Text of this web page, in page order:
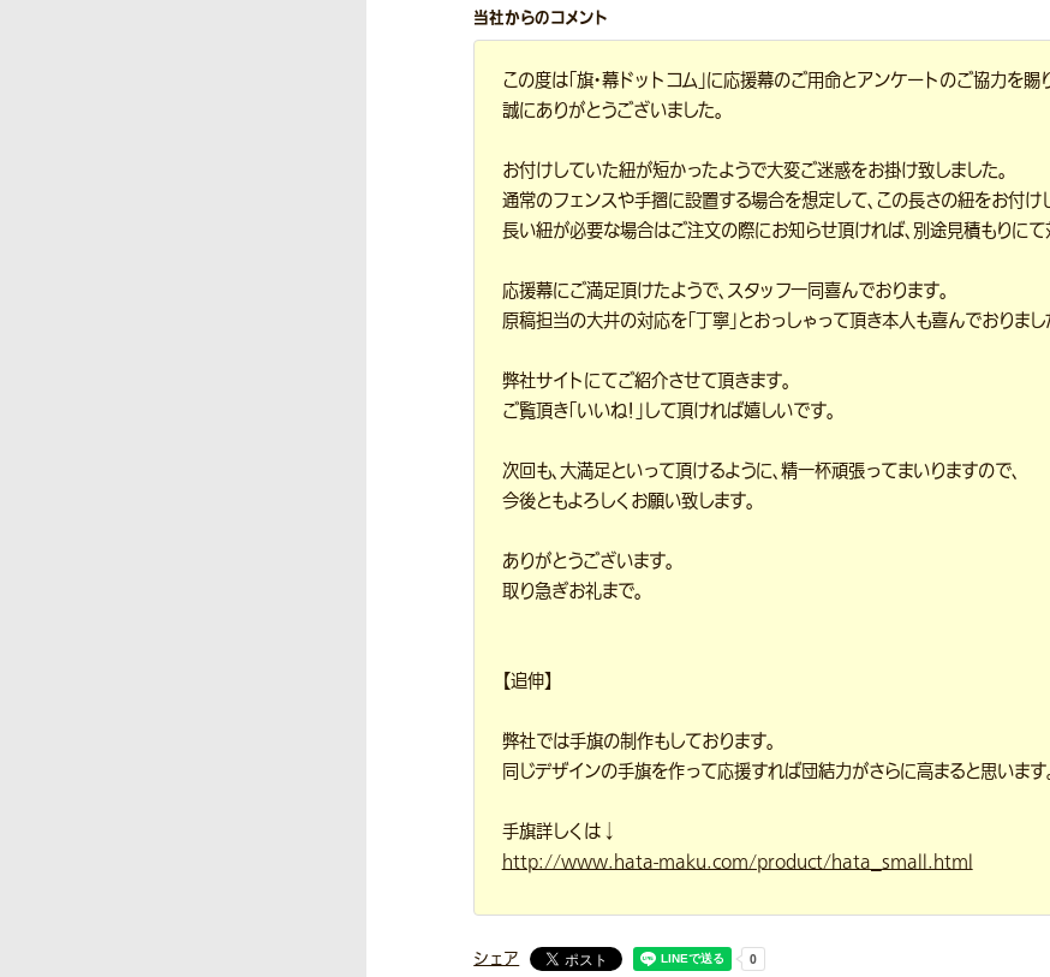
当社からのコメント
この度は「旗・幕ドットコム」に応援幕のご用命とアンケートのご協力を賜
誠にありがとうございました。
お付けしていた紐が短かったようで大変ご迷惑をお掛け致しました。
通常のフェンスや手摺に設置する場合を想定して、この長さの紐をお付け
長い紐が必要な場合はご注文の際にお知らせ頂ければ、別途見積もりにて
応援幕にご満足頂けたようで、スタッフ一同喜んでおります。
原稿担当の大井の対応を「丁寧」とおっしゃって頂き本人も喜んでおりまし
弊社サイトにてご紹介させて頂きます。
ご覧頂き「いいね！」して頂ければ嬉しいです。
次回も、大満足といって頂けるように、精一杯頑張ってまいりますので、
今後ともよろしくお願い致します。
ありがとうございます。
取り急ぎお礼まで。
【追伸】
弊社では手旗の制作もしております。
同じデザインの手旗を作って応援すれば団結力がさらに高まると思います
手旗詳しくは↓
http://www.hata-maku.com/product/hata_small.html
シェア